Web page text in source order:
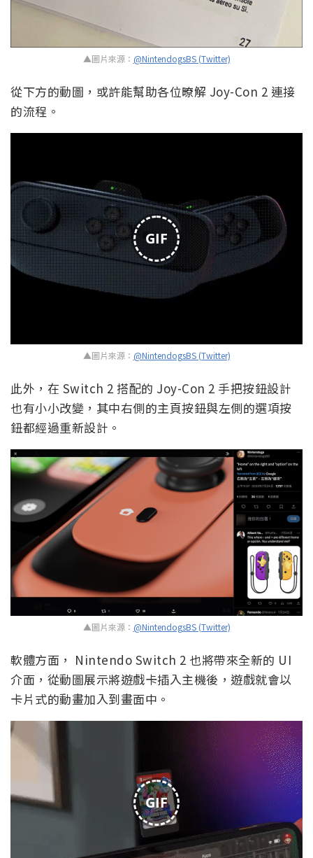
▲圖片來源： @NintendogsBS (Twitter)
從下方的動圖，或許能幫助各位暸解 Joy-Con 2 連接
的流程。
GIF
▲圖片來源： @NintendogsBS (Twitter)
此外，在 Switch 2 搭配的 Joy-Con 2 手把按鈕設計
也有小小改變，其中右側的主頁按鈕與左側的選項按
鈕都經過重新設計。
▲圖片來源： @NintendogsBS (Twitter)
軟體方面， Nintendo Switch 2 也將帶來全新的 UI
介面，從動圖展示將遊戲卡插入主機後，遊戲就會以
卡片式的動畫加入到畫面中。
GIF